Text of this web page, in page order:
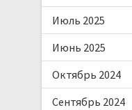
Июль 2025
Июнь 2025
Октябрь 2024
Сентябрь 2024